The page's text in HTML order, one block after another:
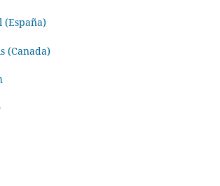
(España)
(Canada)